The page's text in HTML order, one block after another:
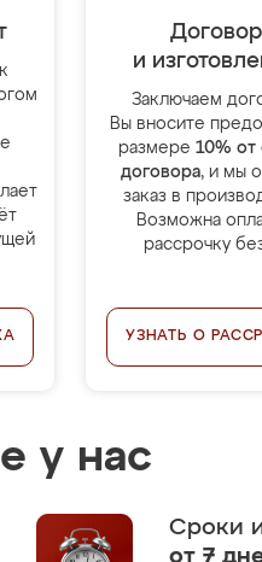
Договор
и
Заключаем
Вы вносите
размере 10% от
договора, и мы
заказ в
Возможна
рассрочку
УЗНАТЬ О
у нас
Сроки
от 7